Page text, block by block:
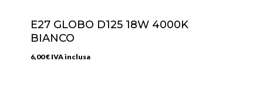
E27 GLOBO D125 18W 4000K
BIANCO
6,00€ IVA inclusa